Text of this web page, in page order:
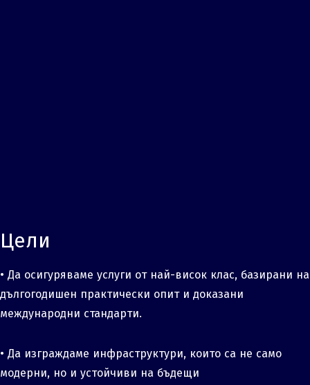
Цели
• Да осигуряваме услуги от най-висок клас, базирани на
дългогодишен практически опит и доказани
международни стандарти.
• Да изграждаме инфраструктури, които са не само
модерни, но и устойчиви на бъдещи